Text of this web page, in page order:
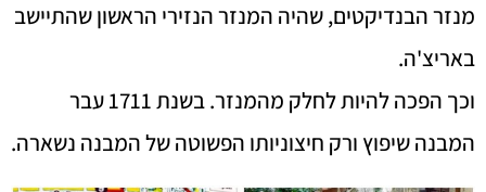
מנזר הבנדיקטים, שהיה המנזר הנזירי הראשון שהתיישב
באריצ'ה.
וכך הפכה להיות לחלק מהמנזר. בשנת 1711 עבר
המבנה שיפוץ ורק חיצוניותו הפשוטה של המבנה נשארה.